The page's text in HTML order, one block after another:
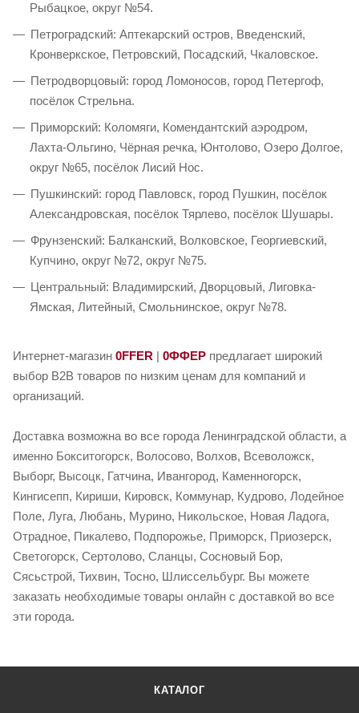
Рыбацкое, округ №54.
Петроградский: Аптекарский остров, Введенский,
Кронверкское, Петровский, Посадский, Чкаловское.
Петродворцовый: город Ломоносов, город Петергоф,
посёлок Стрельна.
Приморский: Коломяги, Комендантский аэродром,
Лахта-Ольгино, Чёрная речка, Юнтолово, Озеро Долгое,
округ №65, посёлок Лисий Нос.
Пушкинский: город Павловск, город Пушкин, посёлок
Александровская, посёлок Тярлево, посёлок Шушары.
Фрунзенский: Балканский, Волковское, Георгиевский,
Купчино, округ №72, округ №75.
Центральный: Владимирский, Дворцовый, Лиговка-
Ямская, Литейный, Смольнинское, округ №78.
Интернет-магазин 0FFER | 0ФФЕР предлагает широкий
выбор B2B товаров по низким ценам для компаний и
организаций.
Доставка возможна во все города Ленинградской области, а
именно Бокситогорск, Волосово, Волхов, Всеволожск,
Выборг, Высоцк, Гатчина, Ивангород, Каменногорск,
Кингисепп, Кириши, Кировск, Коммунар, Кудрово, Лодейное
Поле, Луга, Любань, Мурино, Никольское, Новая Ладога,
Отрадное, Пикалево, Подпорожье, Приморск, Приозерск,
Светогорск, Сертолово, Сланцы, Сосновый Бор,
Сясьстрой, Тихвин, Тосно, Шлиссельбург. Вы можете
заказать необходимые товары онлайн с доставкой во все
эти города.
КАТАЛОГ